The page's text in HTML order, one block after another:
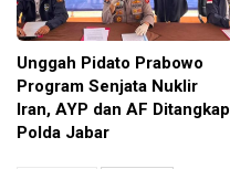
Unggah Pidato Prabowo
Program Senjata Nuklir
Iran, AYP dan AF Ditangkap
Polda Jabar